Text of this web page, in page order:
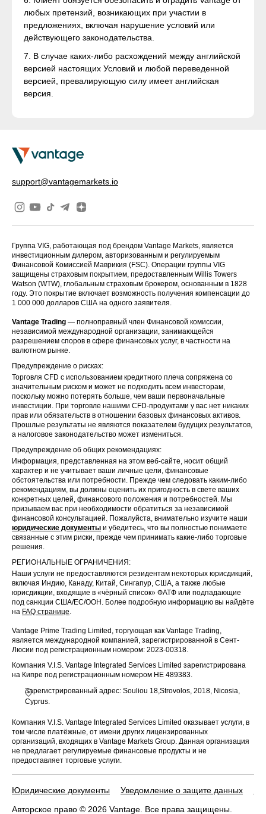
любых претензий, возникающих при участии в
предложениях, включая нарушение условий или
действующего законодательства.
7. В случае каких-либо расхождений между английской
версией настоящих Условий и любой переведенной
версией, превалирующую силу имеет английская
версия.
support@vantagemarkets.io
Группа VIG, работающая под брендом Vantage Markets, является
инвестиционным дилером, авторизованным и регулируемым
Финансовой Комиссией Маврикия (FSC). Операции группы VIG
защищены страховым покрытием, предоставленным Willis Towers
Watson (WTW), глобальным страховым брокером, основанным в 1828
году. Это покрытие включает возможность получения компенсации до
1 000 000 долларов США на одного заявителя.
Vantage Trading — полноправный член Финансовой комиссии,
независимой международной организации, занимающейся
разрешением споров в сфере финансовых услуг, в частности на
валютном рынке.
Предупреждение о рисках:
Торговля CFD с использованием кредитного плеча сопряжена со
значительным риском и может не подходить всем инвесторам,
поскольку можно потерять больше, чем ваши первоначальные
инвестиции. При торговле нашими CFD-продуктами у вас нет никаких
прав или обязательств в отношении базовых финансовых активов.
Прошлые результаты не являются показателем будущих результатов,
а налоговое законодательство может измениться.
Предупреждение об общих рекомендациях:
Информация, представленная на этом веб-сайте, носит общий
характер и не учитывает ваши личные цели, финансовые
обстоятельства или потребности. Прежде чем следовать каким-либо
рекомендациям, вы должны оценить их пригодность в свете ваших
конкретных целей, финансового положения и потребностей. Мы
призываем вас при необходимости обратиться за независимой
финансовой консультацией. Пожалуйста, внимательно изучите наши
юридические документы и убедитесь, что вы полностью понимаете
связанные с этим риски, прежде чем принимать какие-либо торговые
решения.
РЕГИОНАЛЬНЫЕ ОГРАНИЧЕНИЯ:
Наши услуги не предоставляются резидентам некоторых юрисдикций,
включая Индию, Канаду, Китай, Сингапур, США, а также любые
юрисдикции, входящие в «чёрный список» ФАТФ или подпадающие
под санкции США/ЕС/ООН. Более подробную информацию вы найдёте
на FAQ странице.
Vantage Prime Trading Limited, торгующая как Vantage Trading,
является международной компанией, зарегистрированной в Сент-
Люсии под регистрационным номером: 2023-00318.
Компания V.I.S. Vantage Integrated Services Limited зарегистрирована
на Кипре под регистрационным номером HE 489383.
Зарегистрированный адрес: Souliou 18,Strovolos, 2018, Nicosia,
Cyprus.
Компания V.I.S. Vantage Integrated Services Limited оказывает услуги, в
том числе платёжные, от имени других лицензированных
организаций, входящих в Vantage Markets Group. Данная организация
не предлагает регулируемые финансовые продукты и не
предоставляет торговые услуги.
Юридические документы Уведомление о защите данных
Авторское право © 2026 Vantage. Все права защищены.